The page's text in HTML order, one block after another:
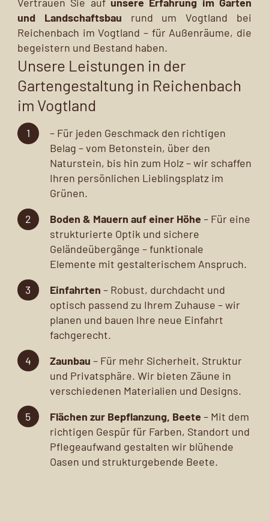
und Landschaftsbau rund um Vogtland bei
Reichenbach im Vogtland – für Außenräume, die
begeistern und Bestand haben.
Unsere Leistungen in der
Gartengestaltung in Reichenbach
im Vogtland
– Für jeden Geschmack den richtigen
Belag – vom Betonstein, über den
Naturstein, bis hin zum Holz – wir schaffen
Ihren persönlichen Lieblingsplatz im
Grünen.
Boden & Mauern auf einer Höhe – Für eine
strukturierte Optik und sichere
Geländeübergänge – funktionale
Elemente mit gestalterischem Anspruch.
Einfahrten – Robust, durchdacht und
optisch passend zu Ihrem Zuhause – wir
planen und bauen Ihre neue Einfahrt
fachgerecht.
Zaunbau – Für mehr Sicherheit, Struktur
und Privatsphäre. Wir bieten Zäune in
verschiedenen Materialien und Designs.
Flächen zur Bepflanzung, Beete – Mit dem
richtigen Gespür für Farben, Standort und
Pflegeaufwand gestalten wir blühende
Oasen und strukturgebende Beete.